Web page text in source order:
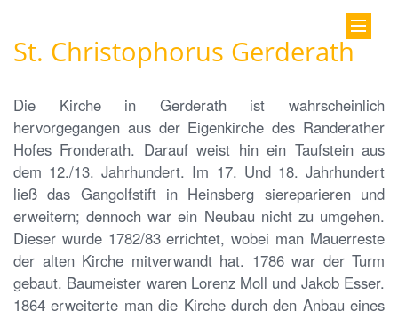
St. Christophorus Gerderath
Die Kirche in Gerderath ist wahrscheinlich
hervorgegangen aus der Eigenkirche des Randerather
Hofes Fronderath. Darauf weist hin ein Taufstein aus
dem 12./13. Jahrhundert. Im 17. Und 18. Jahrhundert
ließ das Gangolfstift in Heinsberg siereparieren und
erweitern; dennoch war ein Neubau nicht zu umgehen.
Dieser wurde 1782/83 errichtet, wobei man Mauerreste
der alten Kirche mitverwandt hat. 1786 war der Turm
gebaut. Baumeister waren Lorenz Moll und Jakob Esser.
1864 erweiterte man die Kirche durch den Anbau eines